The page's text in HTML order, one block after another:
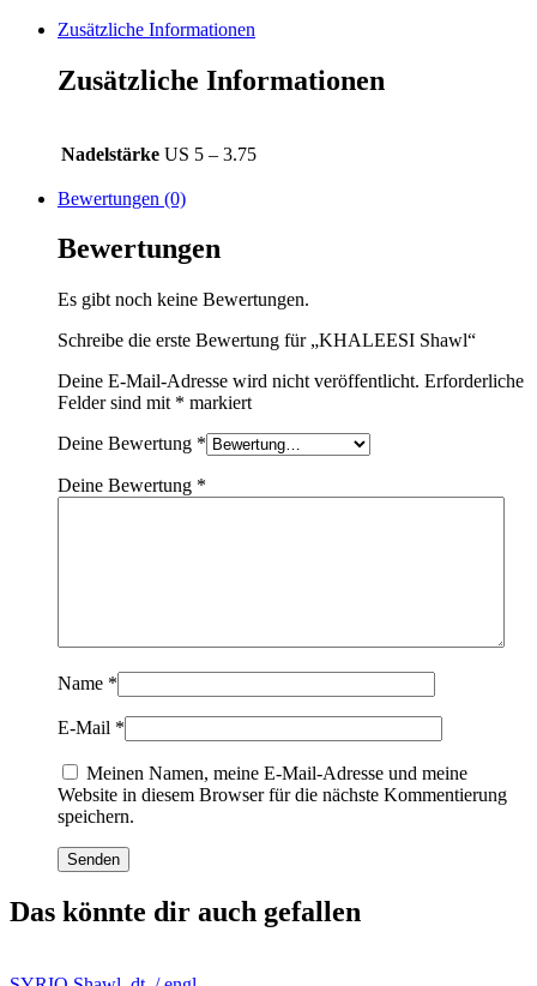
Zusätzliche Informationen
Zusätzliche Informationen
Nadelstärke US 5 – 3.75
Bewertungen (0)
Bewertungen
Es gibt noch keine Bewertungen.
Schreibe die erste Bewertung für „KHALEESI Shawl“
Deine E-Mail-Adresse wird nicht veröffentlicht. Erforderliche
Felder sind mit * markiert
Deine Bewertung *
Deine Bewertung *
Name *
E-Mail *
Meinen Namen, meine E-Mail-Adresse und meine
Website in diesem Browser für die nächste Kommentierung
speichern.
Das könnte dir auch gefallen